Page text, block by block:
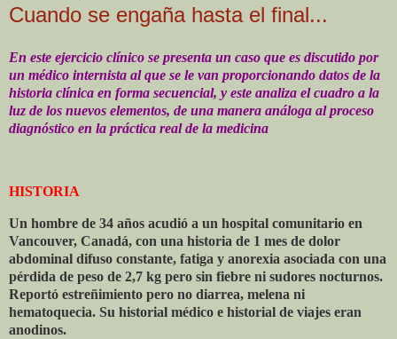
Cuando se engaña hasta el final...
En este ejercicio clínico se presenta un caso que es discutido por
un médico internista al que se le van proporcionando datos de la
historia clínica en forma secuencial, y este analiza el cuadro a la
luz de los nuevos elementos, de una manera análoga al proceso
diagnóstico en la práctica real de la medicina
HISTORIA
Un hombre de 34 años acudió a un hospital comunitario en
Vancouver, Canadá, con una historia de 1 mes de dolor
abdominal difuso constante, fatiga y anorexia asociada con una
pérdida de peso de 2,7 kg pero sin fiebre ni sudores nocturnos.
Reportó estreñimiento pero no diarrea, melena ni
hematoquecia. Su historial médico e historial de viajes eran
anodinos.